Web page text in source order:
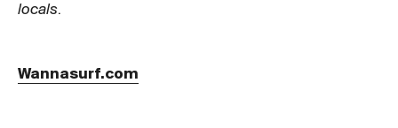
locals.
Wannasurf.com